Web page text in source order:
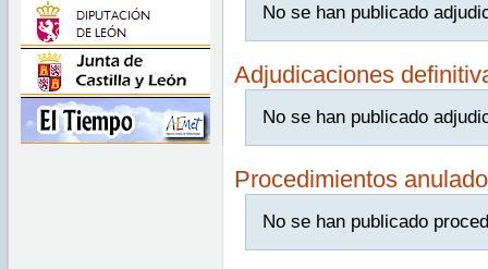
No se han publicado
Adjudicaciones
No se han publicado
Procedimientos
No se han publicado